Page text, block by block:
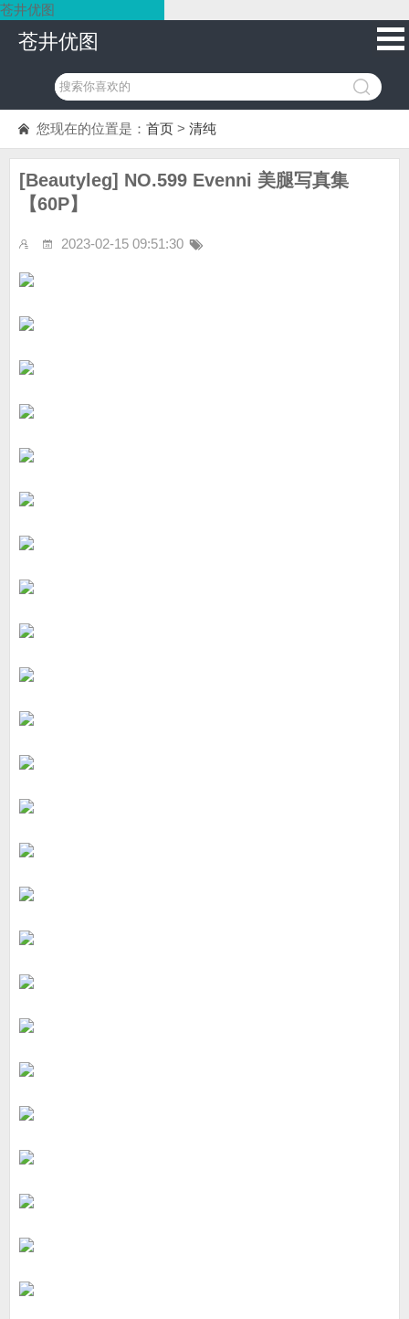
苍井优图
苍井优图
您现在的位置是： 首页 > 清纯
[Beautyleg] NO.599 Evenni 美腿写真集
【60P】
2023-02-15 09:51:30